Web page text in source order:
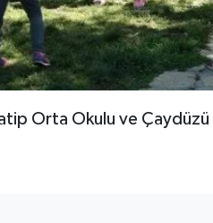
Orta Okulu ve